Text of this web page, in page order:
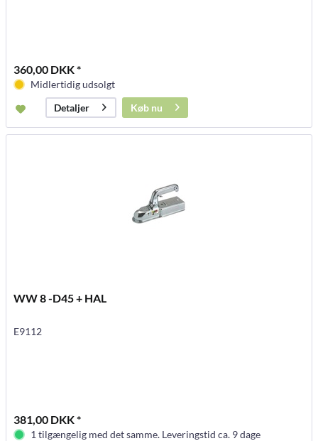
360,00 DKK *
Midlertidig udsolgt
Detaljer
Køb nu
WW 8 -D45 + HAL
E9112
381,00 DKK *
1 tilgængelig med det samme. Leveringstid ca. 9 dage